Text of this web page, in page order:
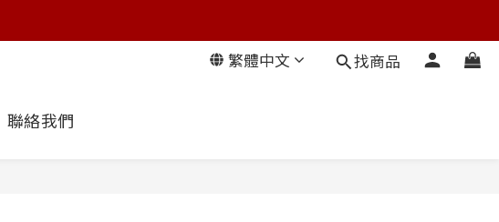
繁體中文 找商品
聯絡我們